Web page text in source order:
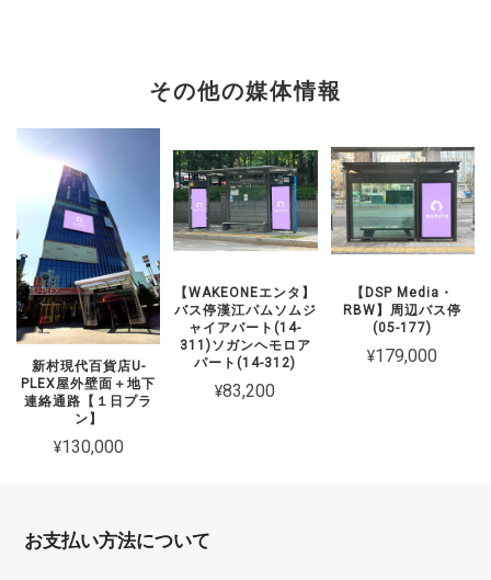
その他の媒体情報
新村現代百貨店U-
PLEX屋外壁面＋地下
連絡通路【１日プラ
ン】
¥130,000
【WAKEONEエンタ】
バス停漢江パムソムジ
ャイアパート(14-
311)ソガンヘモロア
パート(14-312)
¥83,200
【DSP Media・
RBW】周辺バス停
(05-177)
¥179,000
お支払い方法について